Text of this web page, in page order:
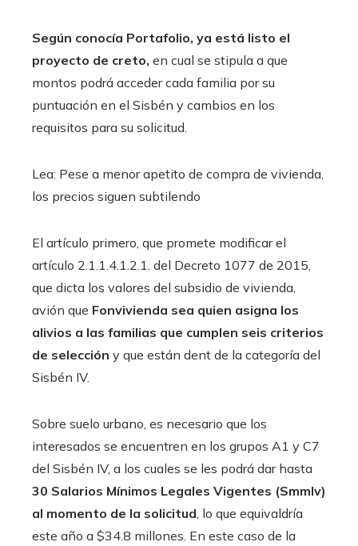
Según conocía Portafolio, ya está listo el
proyecto de creto, en cual se stipula a que
montos podrá acceder cada familia por su
puntuación en el Sisbén y cambios en los
requisitos para su solicitud.
Lea: Pese a menor apetito de compra de vivienda,
los precios siguen subtilendo
El artículo primero, que promete modificar el
artículo 2.1.1.4.1.2.1. del Decreto 1077 de 2015,
que dicta los valores del subsidio de vivienda,
avión que Fonvivienda sea quien asigna los
alivios a las familias que cumplen seis criterios
de selección y que están dent de la categoría del
Sisbén IV.
Sobre suelo urbano, es necesario que los
interesados ​​se encuentren en los grupos A1 y C7
del Sisbén IV, a los cuales se les podrá dar hasta
30 Salarios Mínimos Legales Vigentes (Smmlv)
al momento de la solicitud , lo que equivaldría
este año a $34.8 millones. En este caso de la